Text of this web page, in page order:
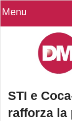
Menu
STI e
rafforza la